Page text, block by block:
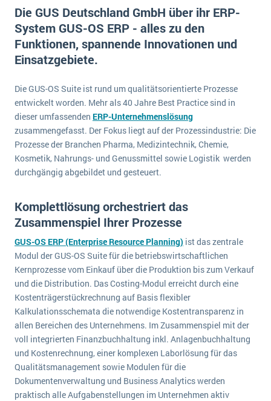
Suche
Vergleich
Auswahl
Schulung
Auswertung
Service und Wartung
E-commerce
Einzelhandel
Finanzen
Grosshandel
Handel
Handwerk
Health Care
IKT
Installation
Landwirtschaft
Maschinenbau
Medien
NGO
Lebensmittelindustrie
Logistik
Produktion
Immobilien
Services
Textil und Mode
Vermietung
Versorgung
Die 4 Komponenten eines CRM-Systems
5 Funktionen einer ERP-Software für Konzerne
Was ist Data Mining? - Ein Leitfaden für Unternehmen
Mehr über ERP-Software
Ein WMS implementieren: Das sind die 6
wichtigsten Punkte, die es zu beachten gilt
Service Level Agreements (SLA) und ERP: Was muss man wissen?
ERP-Software für Abfallentsorger
Digitale Arbeitsaufträge in Ihrem ERP- oder FSM-System: clever und effizient
MEHR ÜBER ERP-SOFTWARE
Offene Stellen bei ERP-Lieferanten
Über uns
DSGVO/GDPR
Kontakt
Die GUS Deutschland GmbH über ihr ERP-
System GUS-OS ERP - alles zu den
Funktionen, spannende Innovationen und
Einsatzgebiete.
Die GUS-OS Suite ist rund um qualitätsorientierte Prozesse
entwickelt worden. Mehr als 40 Jahre Best Practice sind in
dieser umfassenden ERP-Unternehmenslösung
zusammengefasst. Der Fokus liegt auf der Prozessindustrie: Die
Prozesse der Branchen Pharma, Medizintechnik, Chemie,
Kosmetik, Nahrungs- und Genussmittel sowie Logistik werden
durchgängig abgebildet und gesteuert.
Komplettlösung orchestriert das
Zusammenspiel Ihrer Prozesse
GUS-OS ERP (Enterprise Resource Planning) ist das zentrale
Modul der GUS-OS Suite für die betriebswirtschaftlichen
Kernprozesse vom Einkauf über die Produktion bis zum Verkauf
und die Distribution. Das Costing-Modul erreicht durch eine
Kostenträgerstückrechnung auf Basis flexibler
Kalkulationsschemata die notwendige Kostentransparenz in
allen Bereichen des Unternehmens. Im Zusammenspiel mit der
voll integrierten Finanzbuchhaltung inkl. Anlagenbuchhaltung
und Kostenrechnung, einer komplexen Laborlösung für das
Qualitätsmanagement sowie Modulen für die
Dokumentenverwaltung und Business Analytics werden
praktisch alle Aufgabenstellungen im Unternehmen aktiv